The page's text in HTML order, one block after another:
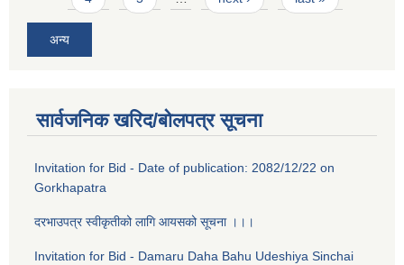
अन्य
सार्वजनिक खरिद/बोलपत्र सूचना
Invitation for Bid - Date of publication: 2082/12/22 on
Gorkhapatra
दरभाउपत्र स्वीकृतीको लागि आयसको सूचना ।।।
Invitation for Bid - Damaru Daha Bahu Udeshiya Sinchai